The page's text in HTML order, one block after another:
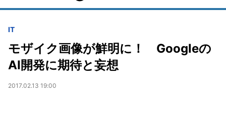
IT
モザイク画像が鮮明に！ Googleの
AI開発に期待と妄想
2017.02.13 19:00